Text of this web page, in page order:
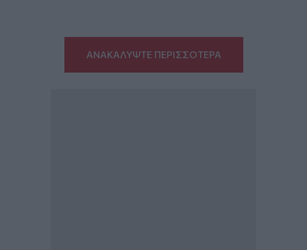
ΑΝΑΚΑΛΥΨΤΕ ΠΕΡΙΣΣΟΤΕΡΑ